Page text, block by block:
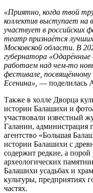
«Приятно, когда твой
коллектив выступает на
участвует в российских
театр признаётся
Московской области. В
губернатора
работаем над чем-то
фестивале,
Есенина», — поделилась
Также в холле Дворца
истории Балашихи и
участвовали известный
Галанин, администрация
агентство «Большая
истории Балашихи с
содержит редкие, а
археологических
Балашихи усадьбах и
культуры, предприятиях
частях.